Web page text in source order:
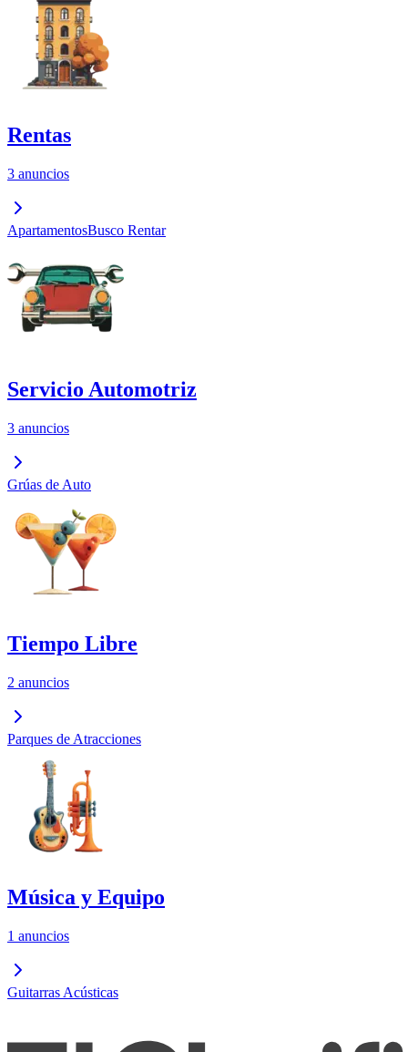
Rentas
3 anuncios
ApartamentosBusco Rentar
Servicio Automotriz
3 anuncios
Grúas de Auto
Tiempo Libre
2 anuncios
Parques de Atracciones
Música y Equipo
1 anuncios
Guitarras Acústicas